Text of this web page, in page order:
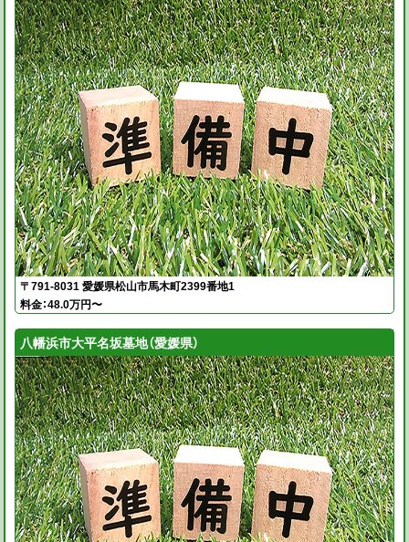
〒791-8031 愛媛県松山市馬木町2399番地1
料金：48.0万円〜
八幡浜市大平名坂墓地（愛媛県）